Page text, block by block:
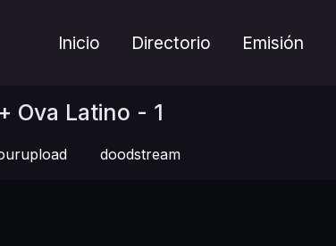
Inicio Directorio Emisión
Ova Latino - 1
doodstream